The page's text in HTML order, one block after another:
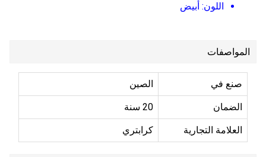
اللون: أبيض
المواصفات
صنع في الصين
الضمان 20 سنة
العلامة التجارية كرابتري